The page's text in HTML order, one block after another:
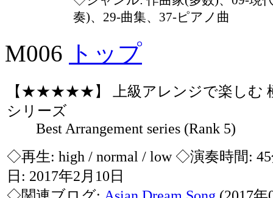
奏)、29-曲集、37-ピアノ曲
M006 トップ
【★★★★★】 上級アレンジで楽しむ
シリーズ
Best Arrangement series (Rank 5)
◇再生: high / normal / low ◇演奏時間:
日: 2017年2月10日